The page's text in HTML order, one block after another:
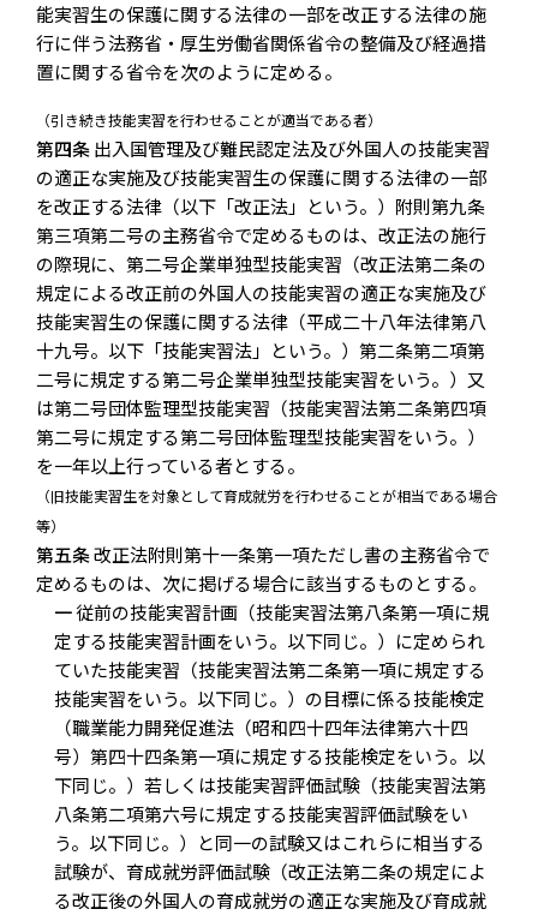
能実習生の保護に関する法律の一部を改正する法律の施
行に伴う法務省・厚生労働省関係省令の整備及び経過措
置に関する省令を次のように定める。
（引き続き技能実習を行わせることが適当である者）
第四条出入国管理及び難民認定法及び外国人の技能実習
の適正な実施及び技能実習生の保護に関する法律の一部
を改正する法律（以下「改正法」という。）附則第九条
第三項第二号の主務省令で定めるものは、改正法の施行
の際現に、第二号企業単独型技能実習（改正法第二条の
規定による改正前の外国人の技能実習の適正な実施及び
技能実習生の保護に関する法律（平成二十八年法律第八
十九号。以下「技能実習法」という。）第二条第二項第
二号に規定する第二号企業単独型技能実習をいう。）又
は第二号団体監理型技能実習（技能実習法第二条第四項
第二号に規定する第二号団体監理型技能実習をいう。）
を一年以上行っている者とする。
（旧技能実習生を対象として育成就労を行わせることが相当である場合
等）
第五条改正法附則第十一条第一項ただし書の主務省令で
定めるものは、次に掲げる場合に該当するものとする。
一従前の技能実習計画（技能実習法第八条第一項に規
定する技能実習計画をいう。以下同じ。）に定められ
ていた技能実習（技能実習法第二条第一項に規定する
技能実習をいう。以下同じ。）の目標に係る技能検定
（職業能力開発促進法（昭和四十四年法律第六十四
号）第四十四条第一項に規定する技能検定をいう。以
下同じ。）若しくは技能実習評価試験（技能実習法第
八条第二項第六号に規定する技能実習評価試験をい
う。以下同じ。）と同一の試験又はこれらに相当する
試験が、育成就労評価試験（改正法第二条の規定によ
る改正後の外国人の育成就労の適正な実施及び育成就